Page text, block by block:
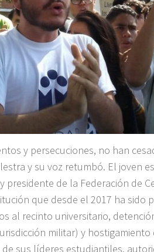
y persecuciones, no han
y su voz retumbó. El joven
presidente de la Federación de
que desde el 2017 ha sido
al recinto universitario,
militar) y
sus líderes estudiantiles,